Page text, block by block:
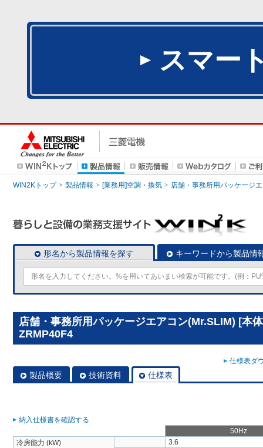
スマー
WIN2Kトップ 製品情報 [業務用]空調・換気 店舗・事務所用パッケージ
形名から製品情報を探す キーワードから製品情
店舗・事務所用パッケージエアコン(Mr.SLIM) [本
ZRMP40F4
仕様表ダ
製品概要 技術資料 仕様表
納入仕様書を確認する
50Hz
冷房能力 (kW)
3.6